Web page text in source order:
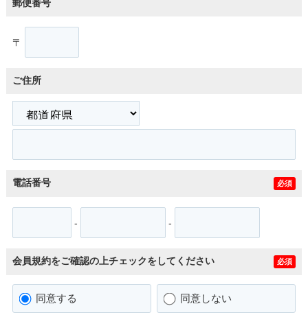
郵便番号
〒
ご住所
電話番号 必須
- -
会員規約をご確認の上チェックをしてください 必須
同意する 同意しない